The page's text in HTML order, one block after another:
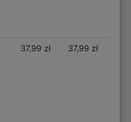
37,99 zł 37,99 zł